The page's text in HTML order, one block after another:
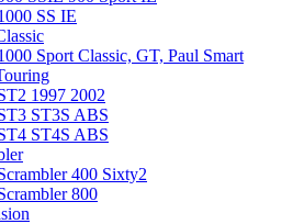
SS IE
Sport Classic, GT, Paul Smart
1997 2002
ST3S ABS
ST4S ABS
400 Sixty2
800